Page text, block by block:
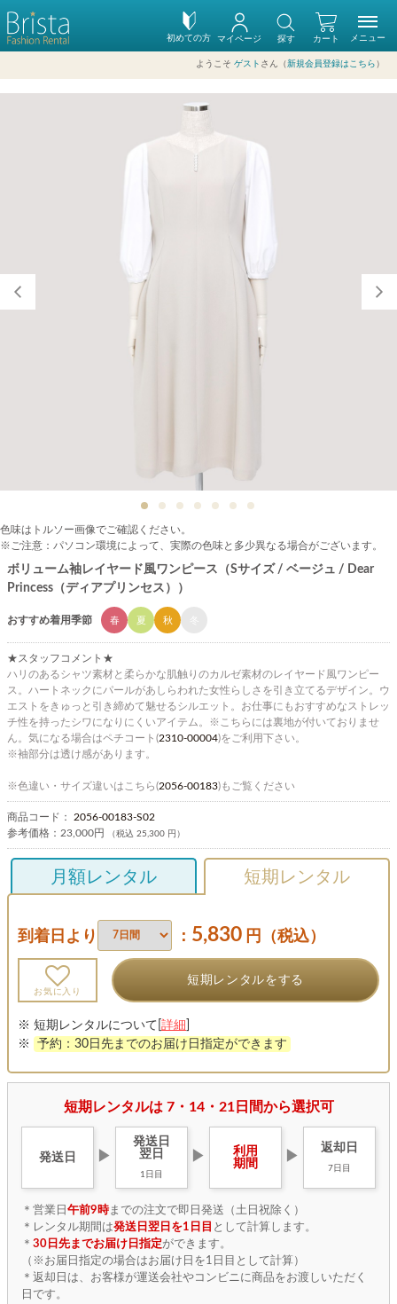
初めての方 カート
マイページ 探す
ようこそ ゲスト さん（新規会員登録はこちら ）
メニュー
色味はトルソー画像でご確認ください。
※ご注意：パソコン環境によって、実際の色味と多少異なる場合がございます。
ボリューム袖レイヤード風ワンピース（Sサイズ / ベージュ / Dear
Princess（ディアプリンセス））
おすすめ着用季節 春 夏 秋
★スタッフコメント★
ハリのあるシャツ素材と柔らかな肌触りのカルゼ素材のレイヤード風ワンピー
ス。ハートネックにパールがあしらわれた女性らしさを引き立てるデザイン。ウ
エストをきゅっと引き締めて魅せるシルエット。お仕事にもおすすめなストレッ
チ性を持ったシワになりにくいアイテム。※こちらには裏地が付いておりませ
ん。気になる場合はペチコート(2310-00004)をご利用下さい。
※袖部分は透け感があります。
※色違い・サイズ違いはこちら(2056-00183)もご覧ください
商品コード： 2056-00183-S02
参考価格： 23,000円 （税込 25,300 円）
月額レンタル 短期レンタル
到着日より ： 5,830 円（税込）
お気に入り
短期レンタルをする
※ 短期レンタルについて[ 詳細
※
予約：30日先までのお届け日指定ができます
短期レンタルは 7・14・21日間から選択可
発送日 ▶
発送日
翌日
1日目
▶
利用
期間
▶
返却日
7日目
＊営業日 午前9時までの注文で即日発送（土日祝除く）
＊レンタル期間は発送日翌日を1日目 として計算します。
＊ 30日先までお届け日指定ができます。
（※お届日指定の場合はお届け日を1日目として計算）
＊返却日は、お客様が運送会社やコンビニに商品をお渡しいただく
日です。